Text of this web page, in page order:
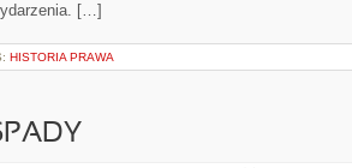
[…]
HISTORIA PRAWA